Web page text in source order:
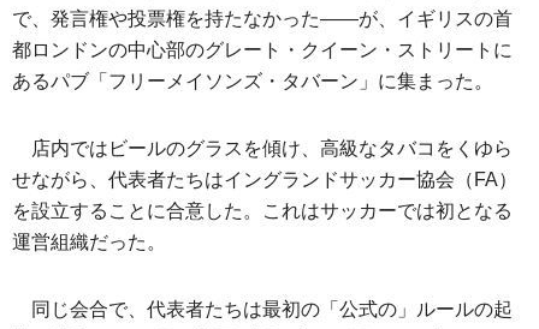
で、発言権や投票権を持たなかった――が、イギリスの首
都ロンドンの中心部のグレート・クイーン・ストリートに
あるパブ「フリーメイソンズ・タバーン」に集まった。
店内ではビールのグラスを傾け、高級なタバコをくゆら
せながら、代表者たちはイングランドサッカー協会（FA）
を設立することに合意した。これはサッカーでは初となる
運営組織だった。
同じ会合で、代表者たちは最初の「公式の」ルールの起